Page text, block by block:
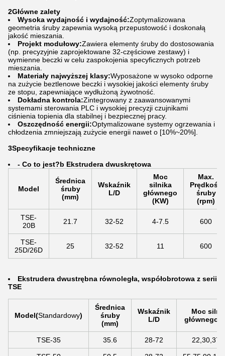
2Główne zalety
Wysoka wydajność i wydajność:Zoptymalizowana
geometria śruby zapewnia wysoką przepustowość i doskonałą
jakość mieszania.
Projekt modułowy:Zawiera elementy śruby do dostosowania
(np. precyzyjnie zaprojektowane 32-częściowe zestawy) i
wymienne beczki w celu zaspokojenia specyficznych potrzeb
mieszania.
Materiały najwyższej klasy:Wyposażone w wysoko odporne
na zużycie beztlenowe beczki i wysokiej jakości elementy śruby
ze stopu, zapewniające wydłużoną żywotność.
Dokładna kontrola:Zintegrowany z zaawansowanymi
systemami sterowania PLC i wysokiej precyzji czujnikami
ciśnienia topienia dla stabilnej i bezpiecznej pracy.
Oszczędność energii:Optymalizowane systemy ogrzewania i
chłodzenia zmniejszają zużycie energii nawet o [10%~20%].
3Specyfikacje techniczne
- Co to jest?b Ekstrudera dwuskrętowa
Model
Średnica
śruby
(mm)
Wskaźnik
L/D
Moc
silnika
głównego
(KW)
Max.
Prędkość
śruby
(rpm)
TSE-
20B
21.7 32-52 4-7.5 600
TSE-
25D/26D
25 32-52 11 600
Ekstrudera dwustrębna równoległa, współobrotowa z serii
TSE
Model(Standardowy)
Średnica
śruby
(mm)
Wskaźnik
L/D
Moc
głównego
TSE-35 35.6 28-72